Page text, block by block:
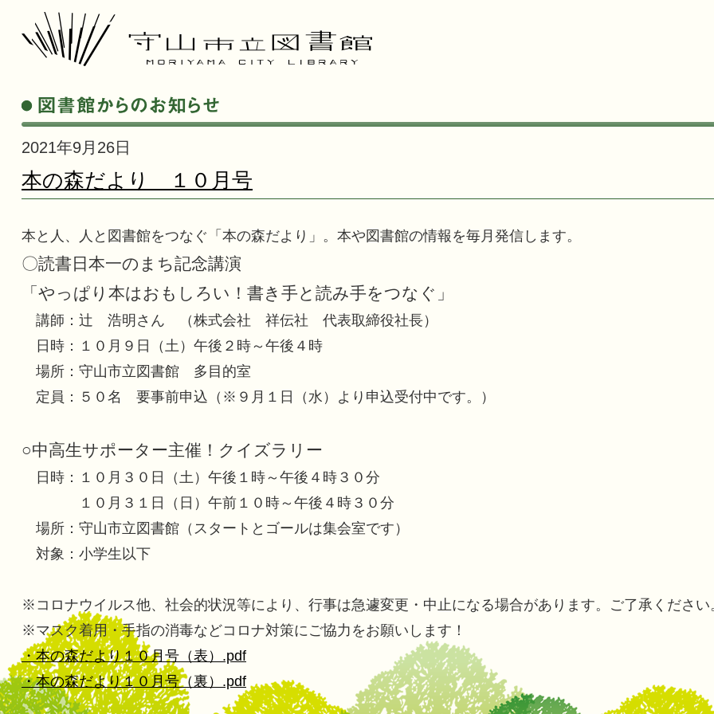
2021年9月26日
本の森だより １０月号
本と人、人と図書館をつなぐ「本の森だより」。本や図書館の情報を毎月発信します。
〇読書日本一のまち記念講演
「やっぱり本はおもしろい！書き手と読み手をつなぐ」
講師：辻 浩明さん （株式会社 祥伝社 代表取締役社長）
日時：１０月９日（土）午後２時～午後４時
場所：守山市立図書館 多目的室
定員：５０名 要事前申込（※９月１日（水）より申込受付中です。）
○中高生サポーター主催！クイズラリー
日時：１０月３０日（土）午後１時～午後４時３０分
１０月３１日（日）午前１０時～午後４時３０分
場所：守山市立図書館（スタートとゴールは集会室です）
対象：小学生以下
※コロナウイルス他、社会的状況等により、行事は急遽変更・中止になる場合があります。ご了承ください
※マスク着用・手指の消毒などコロナ対策にご協力をお願いします！
・本の森だより１０月号（表）.pdf
・本の森だより１０月号（裏）.pdf